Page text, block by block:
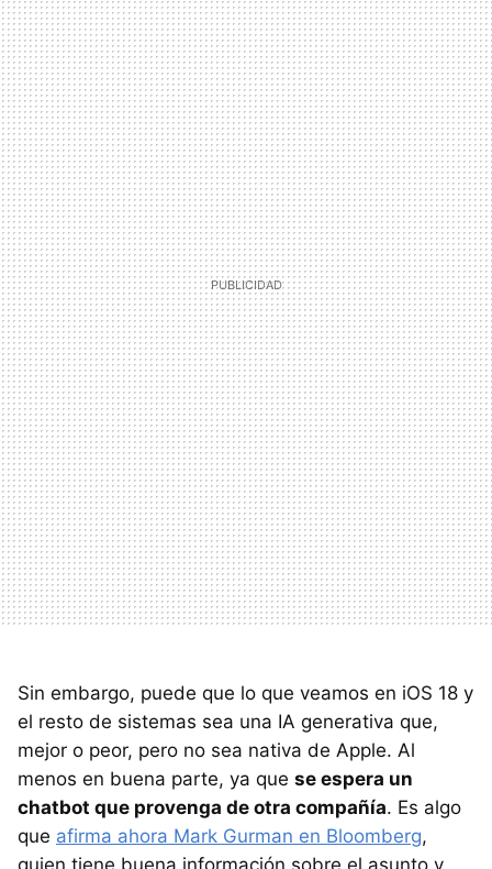
Sin embargo, puede que lo que veamos en iOS 18 y
el resto de sistemas sea una IA generativa que,
mejor o peor, pero no sea nativa de Apple. Al
menos en buena parte, ya que se espera un
chatbot que provenga de otra compañía. Es algo
que afirma ahora Mark Gurman en Bloomberg,